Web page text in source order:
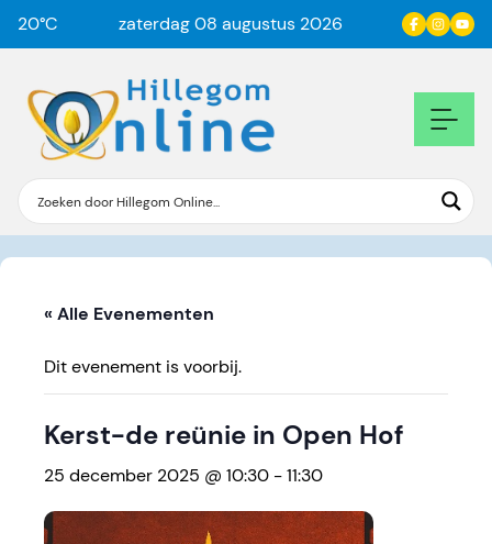
20°C zaterdag 08 augustus 2026
« Alle Evenementen
Dit evenement is voorbij.
Kerst-de reünie in Open Hof
25 december 2025 @ 10:30 -11:30